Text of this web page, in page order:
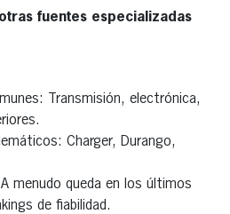
fuentes especializadas
Transmisión, electrónica,
Charger, Durango,
menudo queda en los últimos
de fiabilidad.